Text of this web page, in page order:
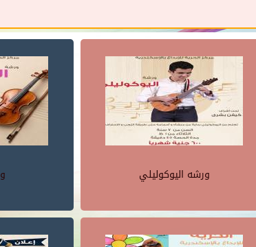
ورشه اليوكوليلي